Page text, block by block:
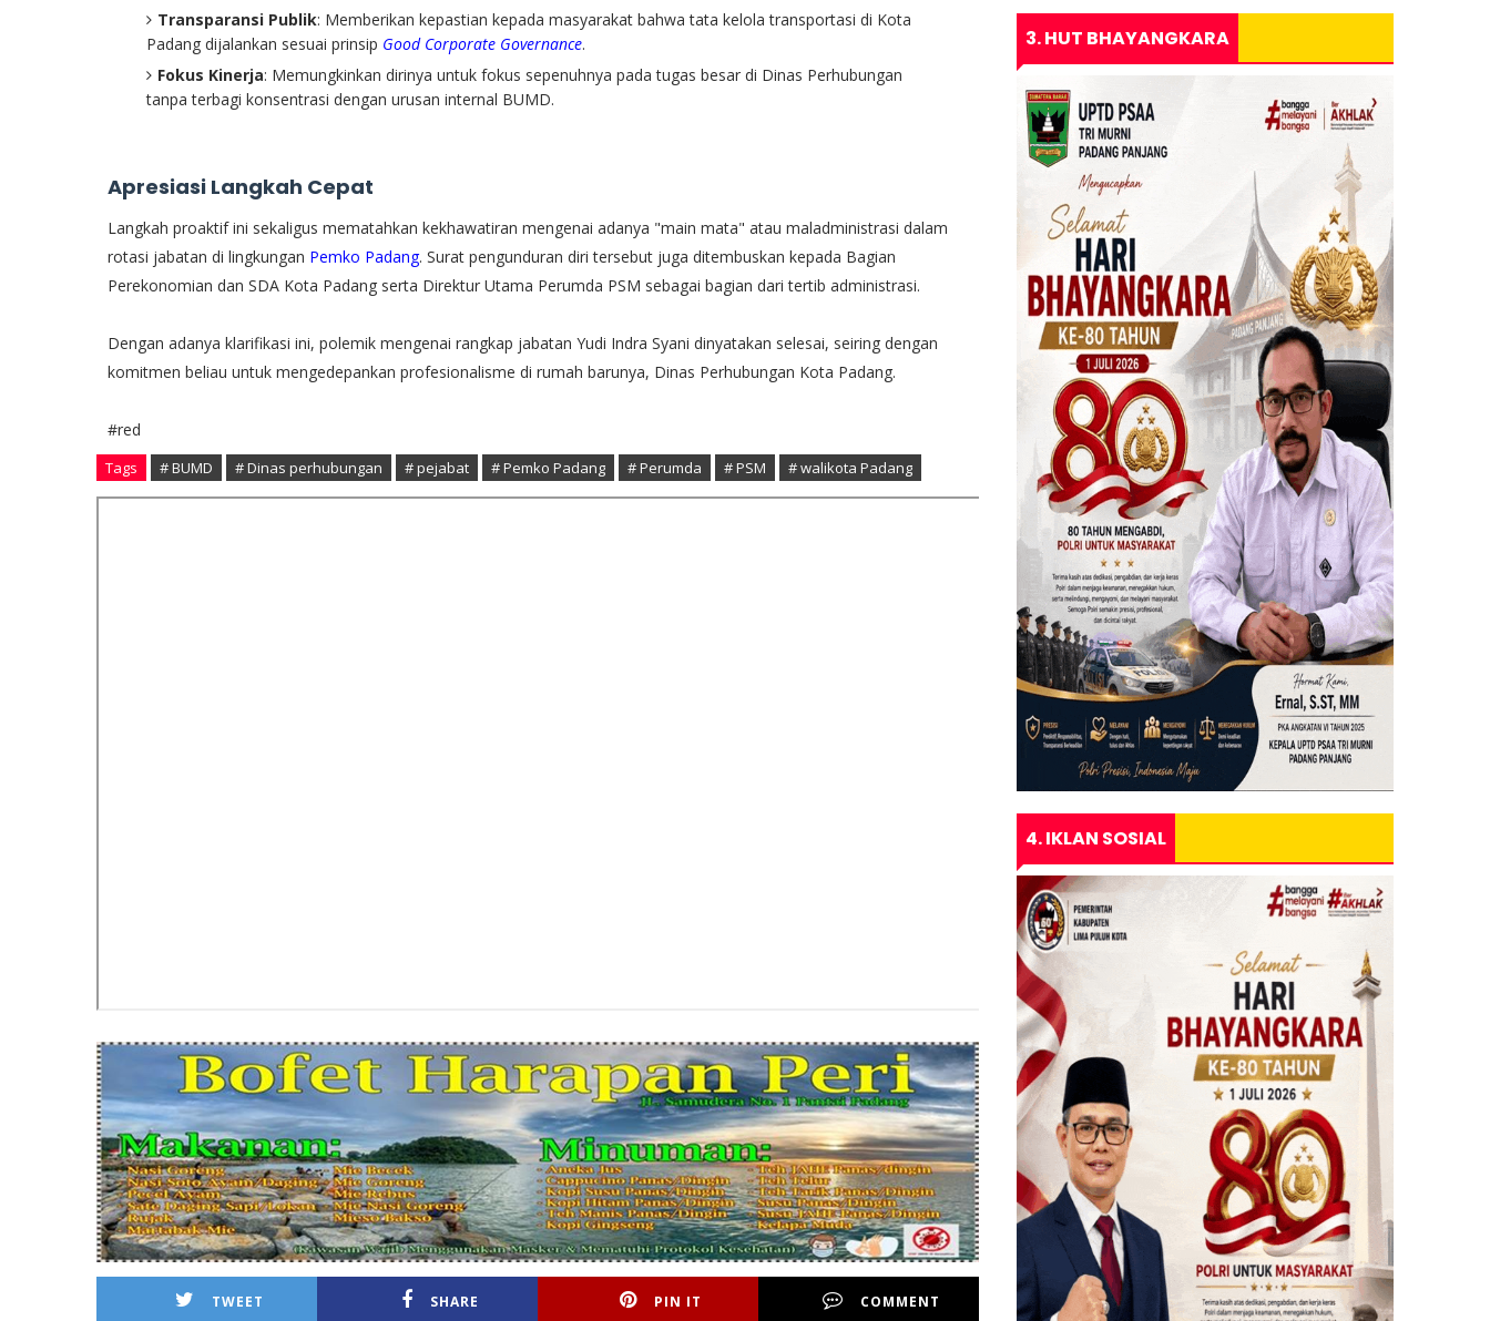
Transparansi Publik: Memberikan kepastian kepada masyarakat bahwa tata kelola transportasi di Kota
Padang dijalankan sesuai prinsip Good Corporate Governance.
Fokus Kinerja: Memungkinkan dirinya untuk fokus sepenuhnya pada tugas besar di Dinas Perhubungan
tanpa terbagi konsentrasi dengan urusan internal BUMD.
Apresiasi Langkah Cepat
​Langkah proaktif ini sekaligus mematahkan kekhawatiran mengenai adanya "main mata" atau maladministrasi dalam
rotasi jabatan di lingkungan Pemko Padang. Surat pengunduran diri tersebut juga ditembuskan kepada Bagian
Perekonomian dan SDA Kota Padang serta Direktur Utama Perumda PSM sebagai bagian dari tertib administrasi.
​Dengan adanya klarifikasi ini, polemik mengenai rangkap jabatan Yudi Indra Syani dinyatakan selesai, seiring dengan
komitmen beliau untuk mengedepankan profesionalisme di rumah barunya, Dinas Perhubungan Kota Padang.
#red
Tags # BUMD # Dinas perhubungan # pejabat # Pemko Padang # Perumda # PSM # walikota Padang
TWEET SHARE PIN IT COMMENT
3. HUT BHAYANGKARA
4. IKLAN SOSIAL